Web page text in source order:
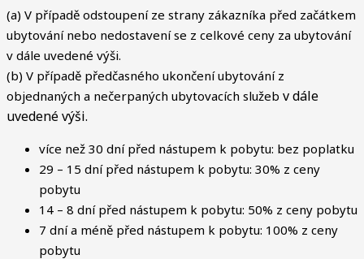
(a) V případě odstoupení ze strany zákazníka před začátkem
ubytování nebo nedostavení se z celkové ceny za ubytování
v dále uvedené výši.
(b) V případě předčasného ukončení ubytování z
objednaných a nečerpaných ubytovacích služeb v dále
uvedené výši.
více než 30 dní před nástupem k pobytu: bez poplatku
29 – 15 dní před nástupem k pobytu: 30% z ceny
pobytu
14 – 8 dní před nástupem k pobytu: 50% z ceny pobytu
7 dní a méně před nástupem k pobytu: 100% z ceny
pobytu